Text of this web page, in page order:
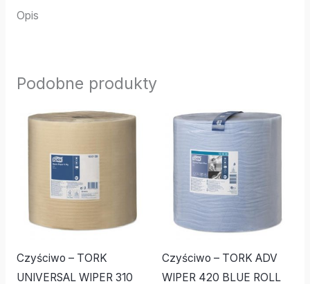
Opis
Podobne produkty
Czyściwo – TORK
UNIVERSAL WIPER 310
Czyściwo – TORK ADV
WIPER 420 BLUE ROLL